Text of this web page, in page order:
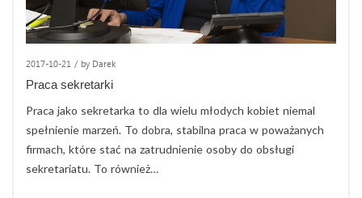
2017-10-21 / by Darek
Praca sekretarki
Praca jako sekretarka to dla wielu młodych kobiet niemal
spełnienie marzeń. To dobra, stabilna praca w poważanych
firmach, które stać na zatrudnienie osoby do obsługi
sekretariatu. To również…